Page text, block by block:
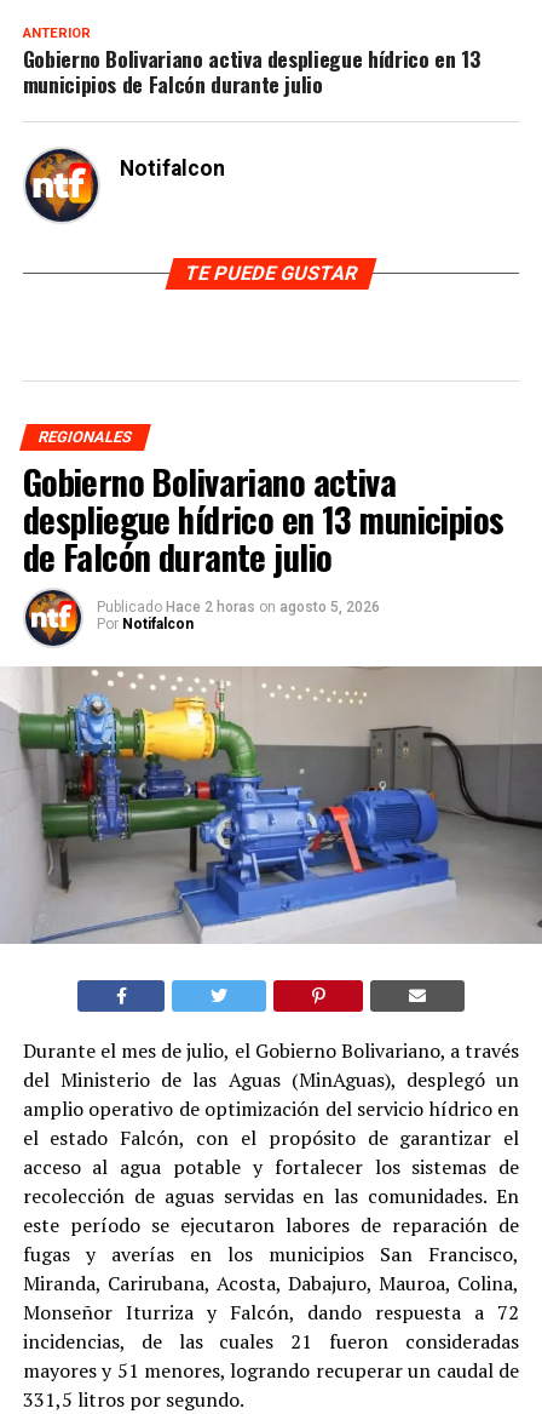
ANTERIOR
Gobierno Bolivariano activa despliegue hídrico en 13
municipios de Falcón durante julio
Notifalcon
TE PUEDE GUSTAR
REGIONALES
Gobierno Bolivariano activa
despliegue hídrico en 13 municipios
de Falcón durante julio
Publicado Hace 2 horas on agosto 5, 2026
Por Notifalcon
Durante el mes de julio, el Gobierno Bolivariano, a través
del Ministerio de las Aguas (MinAguas), desplegó un
amplio operativo de optimización del servicio hídrico en
el estado Falcón, con el propósito de garantizar el
acceso al agua potable y fortalecer los sistemas de
recolección de aguas servidas en las comunidades. En
este período se ejecutaron labores de reparación de
fugas y averías en los municipios San Francisco,
Miranda, Carirubana, Acosta, Dabajuro, Mauroa, Colina,
Monseñor Iturriza y Falcón, dando respuesta a 72
incidencias, de las cuales 21 fueron consideradas
mayores y 51 menores, logrando recuperar un caudal de
331,5 litros por segundo.